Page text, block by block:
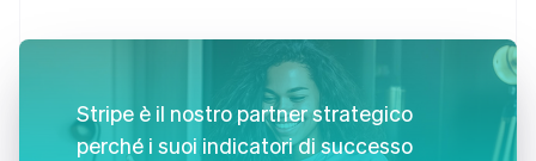
Stripe è il nostro partner strategico
perché i suoi indicatori di successo